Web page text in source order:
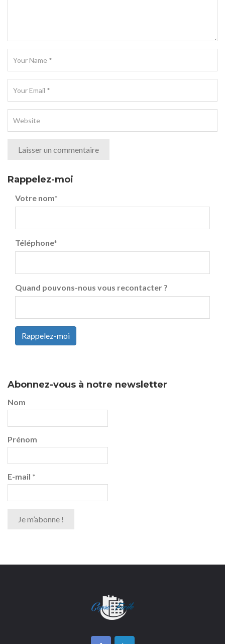
Rappelez-moi
Votre nom*
Téléphone*
Quand pouvons-nous vous recontacter ?
Rappelez-moi
Abonnez-vous à notre newsletter
Nom
Prénom
E-mail *